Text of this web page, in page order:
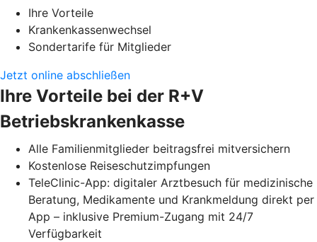
Ihre Vorteile
Krankenkassenwechsel
Sondertarife für Mitglieder
Jetzt online abschließen
Ihre Vorteile bei der R+V
Betriebskrankenkasse
Alle Familienmitglieder beitragsfrei mitversichern
Kostenlose Reiseschutzimpfungen
TeleClinic-App: digitaler Arztbesuch für medizinische
Beratung, Medikamente und Krankmeldung direkt per
App – inklusive Premium-Zugang mit 24/7
Verfügbarkeit